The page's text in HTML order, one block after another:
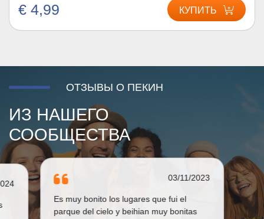
€ 4,99 КУПИТЬ
ОТЗЫВЫ О ПЕКИН
ИЗ НАШЕГО
СООБЩЕСТВА
03/11/2023
Es muy bonito los lugares que fui el
parque del cielo y beihian muy bonitas